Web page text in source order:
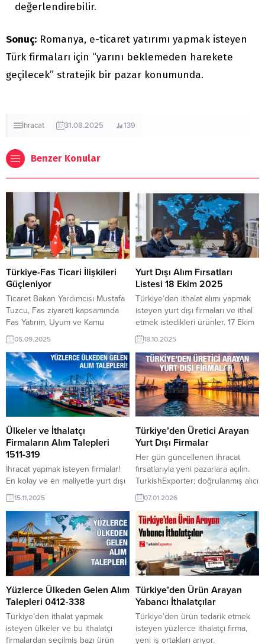
değerlendirebilir.
Sonuç: Romanya, e-ticaret yatırımı yapmak isteyen
Türk firmaları için “yarını beklemeden harekete
geçilecek” stratejik bir pazar konumunda.
İhracat 31.08.2025 139
Benzer Konular
Türkiye-Fas Ticari İlişkileri
Güçleniyor
Ticaret Bakan Yardımcısı Mustafa
Tuzcu, Fas ziyareti kapsamında
Fas Yatırım, Uyum ve Kamu
Politikalarının Değerlendirilmesi
Bakanı Karim Zidane ile bir
görüşme gerçekleştirdi.
Görüşmeye, Fas Yatırım ve
İhracatı Geliştirme Ajansı Genel
Müdürü Ali Seddiki de katıldı.
Tuzcu, Fas’ta öne çıkan Türk
yatırımlarına dikkat çekerek,
önümüzdeki dönemde bu
yatırımların artırılmasına yönelik
işbirliği...
05.09.2025
Yurt Dışı Alım Fırsatları
Listesi 18 Ekim 2025
Türkiye’den ithalat alımı yapmak
isteyen yurt dışı firmaları ve ithal
etmek istedikleri ürünler. 17 Ekim
2025 tarihli TurkishExporter
güncel alım ilanlarından
seçilmiştir. Tümü Malta Firması
XPS Levha İthal EdecekSuriye
Güç Transformatörü Tedarikçisi
ArıyorKazakistan Elektrik
Malzemeleri İthal Edecek
Şirketiİspanya Firması Kestane
İthalatı Talep EdiyorAzerbaycan,
Türkiye’den Elektrik Kablosu Satın
Almak İstiyorGürcistan Çikolata
Satın...
18.10.2025
Ülkeler ve İthalatçı
Firmaların Alım Talepleri
1511-319
İhracat yapmak isteyen firmalar!
En kolay ve en maliyetle yurt dışı
müşterileri bulmak için pahalı
fuarlara katılmanıza gerek yok.
Pazar araştırması yapmak için
onlarca ülkeye seyahat etmekte
hem pahalı ve hem de yorucu bir
süreçtir. İşin kolayı,
TurkishExporter üye olup sıkı
takiptir. Her gün yüzlerce fırsat
burada, aşağıdadır.. 15 Kasım...
15.11.2025
Türkiye’den Üretici Arayan
Yurt Dışı Firmalar
Her gün güncellenen ihracat
fırsatlarıyla yeni pazarlara açılın.
TurkishExporter; doğrulanmış alıcı
talepleri, sektör bazlı ilanlar ve
hedef ülke odaklı eşleştirmelerle
Türk ihracatçılarını dünyanın dört
bir yanındaki alıcılarla buluşturur.
Günün Öne Çıkan Alım Talepleri
ve İthalatçı Listesi İngiltere
Firması, Helal Enerji İçeceği
Almak İstiyorLübnan Şirketi,
Plastik Meyve Tepsisi İthal
EdecekAmerikan Firma,...
07.01.2026
Yüzlerce Ülkeden Gelen Alım
Talepleri 0412-338
Türkiye’den ithalat yapmak
isteyen ülkeler ve bu ithalatçı
firmalardan seçilmiş bazı ürün
Türkiye’den Ürün Arayan
Yabancı İthalatçılar
Türkiye’den ürün tedarik etmek
isteyen yüzlerce ithalatçı firma,
yeni iş ortakları arıyor.